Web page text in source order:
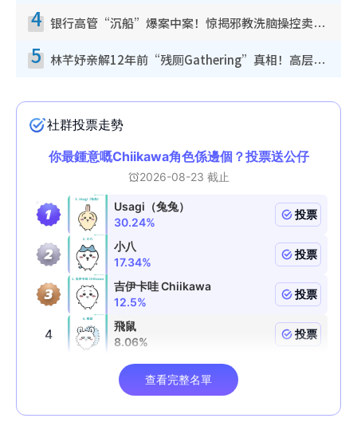
4 银行高管“沉船”爆案中案！惊揭邪教洗脑操控卖淫被吞600万，幕后黑手讲多错多
5 林芊妤亲解12年前“残厕Gathering”真相！高层解约一句话重创尊严，至今拒返TVB